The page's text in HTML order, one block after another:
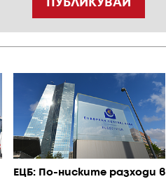
ПУБЛИКУВАЙ
ЕЦБ: По-ниските разходи в